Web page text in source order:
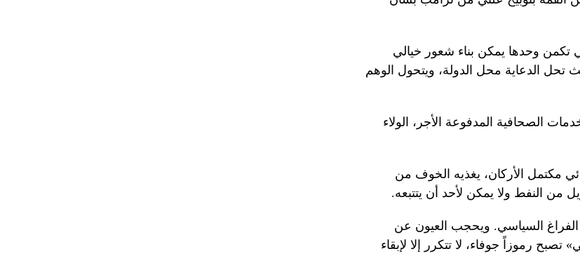
تكمن وحدها يمكن بناء شعور خيالي
تحل الدعاية محل الدولة، ويتحول الوهم
الصحافية المدفوعة الأجر، الولاء
مكتمل الأركان، يغذيه الخوف من
من النفط ولا يمكن لأحد أن يتتبعه.
الفراغ السياسي. ويحجب العيون عن
تصبح رموزاً جوفاء، لا تتكرر إلا لإبقاء